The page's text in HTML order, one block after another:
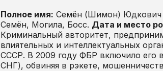
Полное имя:
Семён, Могила, Босс. Дата и место
Криминальный авторитет,
влиятельных и интеллектуальных
СССР. В 2009 году ФБР включило его
СНГ), обвиняя в рэкете,